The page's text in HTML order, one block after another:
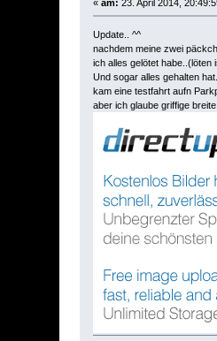
«am: 23. April 2014,
Update.. ^^
nachdem meine zwei
ich alles gelötet habe..(löten
Und sogar alles gehalten hat..
kam eine testfahrt aufn
aber ich glaube griffige